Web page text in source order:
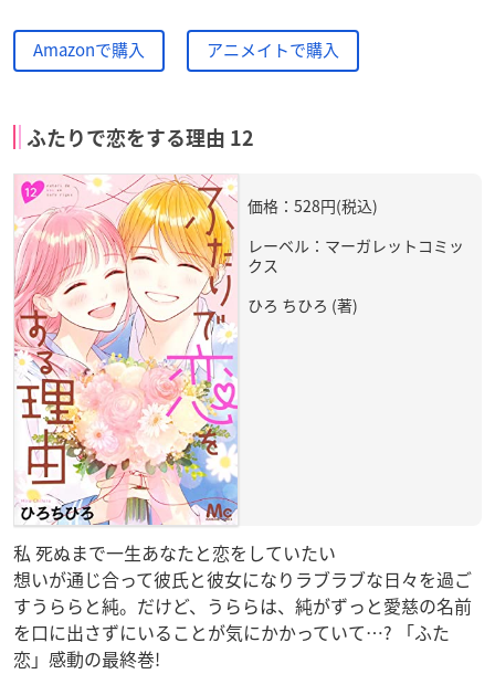
Amazonで購入 アニメイトで購入
ふたりで恋をする理由 12
価格：528円(税込)
レーベル：マーガレットコミッ
クス
ひろ ちひろ (著)
私 死ぬまで一生あなたと恋をしていたい
想いが通じ合って彼氏と彼女になりラブラブな日々を過ご
すうららと純。だけど、うららは、純がずっと愛慈の名前
を口に出さずにいることが気にかかっていて…? 「ふた
恋」感動の最終巻!